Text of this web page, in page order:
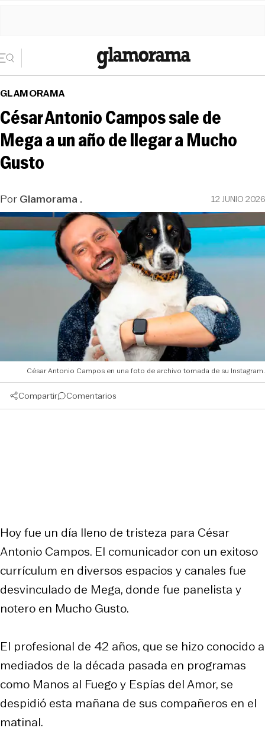
GLAMORAMA
César Antonio Campos sale de
Mega a un año de llegar a Mucho
Gusto
PorGlamorama . 12 JUNIO 2026
César Antonio Campos en una foto de archivo tomada de su Instagram.
Compartir Comentarios
Hoy fue un día lleno de tristeza para César
Antonio Campos. El comunicador con un exitoso
currículum en diversos espacios y canales fue
desvinculado de Mega, donde fue panelista y
notero en Mucho Gusto.
El profesional de 42 años, que se hizo conocido a
mediados de la década pasada en programas
como Manos al Fuego y Espías del Amor, se
despidió esta mañana de sus compañeros en el
matinal.